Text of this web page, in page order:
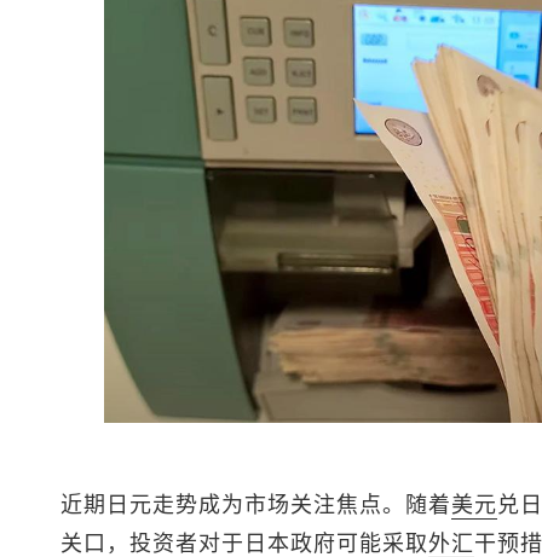
近期日元走势成为市场关注焦点。随着美元兑
关口，投资者对于日本政府可能采取外汇干预